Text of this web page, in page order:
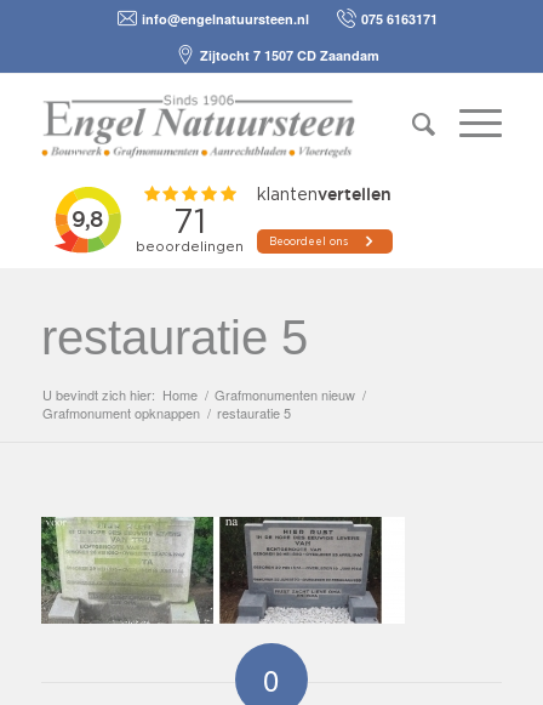
info@engelnatuursteen.nl
075 6163171
Zijtocht 7 1507 CD Zaandam
restauratie 5
U bevindt zich hier: Home / Grafmonumenten nieuw /
Grafmonument opknappen / restauratie 5
0